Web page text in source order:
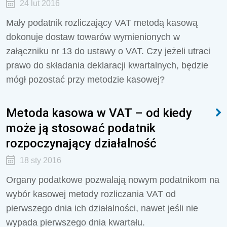
24 lut 2016
Mały podatnik rozliczający VAT metodą kasową
dokonuje dostaw towarów wymienionych w
załączniku nr 13 do ustawy o VAT. Czy jeżeli utraci
prawo do składania deklaracji kwartalnych, będzie
mógł pozostać przy metodzie kasowej?
Metoda kasowa w VAT – od kiedy
może ją stosować podatnik
rozpoczynający działalność
18 sty 2016
Organy podatkowe pozwalają nowym podatnikom na
wybór kasowej metody rozliczania VAT od
pierwszego dnia ich działalności, nawet jeśli nie
wypada pierwszego dnia kwartału.